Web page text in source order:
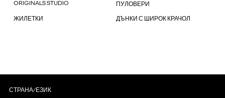
ORIGINALS STUDIO ПУЛОВЕРИ
ЖИЛЕТКИ ДЪНКИ С ШИРОК КРАЧОЛ
СТРАНА/ЕЗИК